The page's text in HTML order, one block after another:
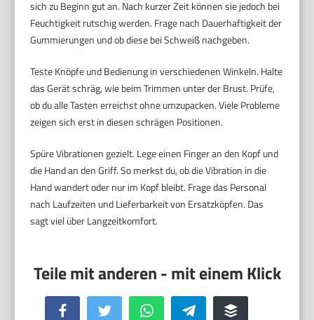
sich zu Beginn gut an. Nach kurzer Zeit können sie jedoch bei
Feuchtigkeit rutschig werden. Frage nach Dauerhaftigkeit der
Gummierungen und ob diese bei Schweiß nachgeben.
Teste Knöpfe und Bedienung in verschiedenen Winkeln. Halte
das Gerät schräg, wie beim Trimmen unter der Brust. Prüfe,
ob du alle Tasten erreichst ohne umzupacken. Viele Probleme
zeigen sich erst in diesen schrägen Positionen.
Spüre Vibrationen gezielt. Lege einen Finger an den Kopf und
die Hand an den Griff. So merkst du, ob die Vibration in die
Hand wandert oder nur im Kopf bleibt. Frage das Personal
nach Laufzeiten und Lieferbarkeit von Ersatzköpfen. Das
sagt viel über Langzeitkomfort.
Facebook Twitter WhatsApp Telegram Buffer